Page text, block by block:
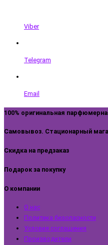
Viber
Telegram
Email
100% оригинальная
Самовывоз. Стационарный
Скидка на предзаказ
Подарок за покупку
О компании
О нас
Политика безопасности
Условия соглашения
Производители